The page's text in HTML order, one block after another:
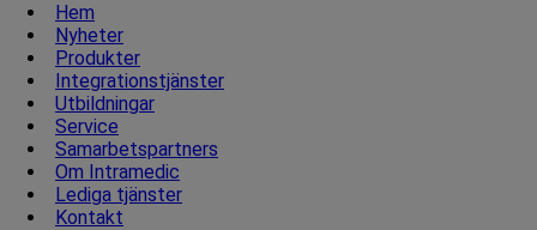
Hem
Nyheter
Produkter
Integrationstjänster
Utbildningar
Service
Samarbetspartners
Om Intramedic
Lediga tjänster
Kontakt